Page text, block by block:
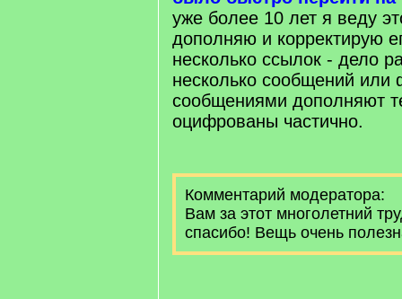
уже более 10 лет я веду
дополняю и корректирую
несколько ссылок - дело
несколько сообщений
сообщениями дополняют
оцифрованы частично.
Комментарий модератора:
Вам за этот многолетний
спасибо! Вещь очень